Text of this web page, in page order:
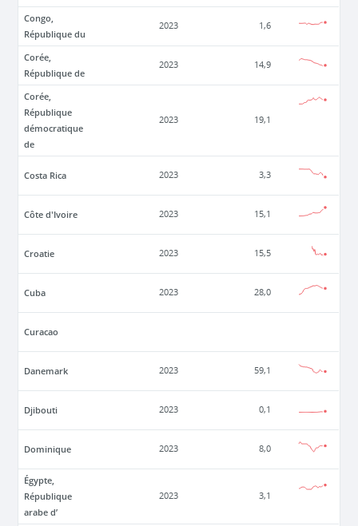
Congo,
République du
2023 1,6
Corée,
République de
2023 14,9
Corée,
République
démocratique
de
2023 19,1
Costa Rica 2023 3,3
Côte d'Ivoire 2023 15,1
Croatie 2023 15,5
Cuba 2023 28,0
Curacao
Danemark 2023 59,1
Djibouti 2023 0,1
Dominique 2023 8,0
Égypte,
République
arabe d’
2023 3,1